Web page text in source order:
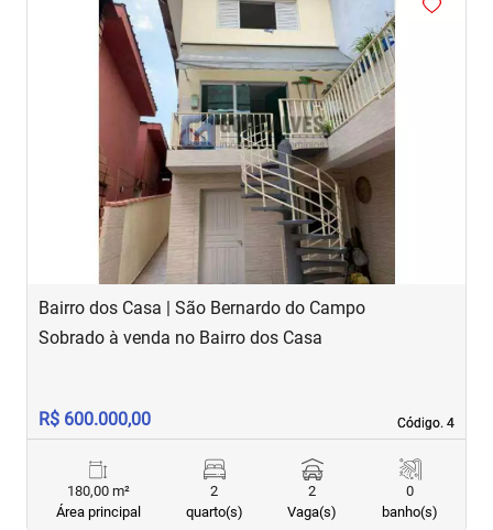
Previous
Bairro dos Casa | São Bernardo do Campo
Código. 4
Código. 4
Sobrado à venda no Bairro dos Casa
R$ 600.000,00
180,00 m²
Área principal
2
quarto(s)
2
Vaga(s)
0
banho(s)